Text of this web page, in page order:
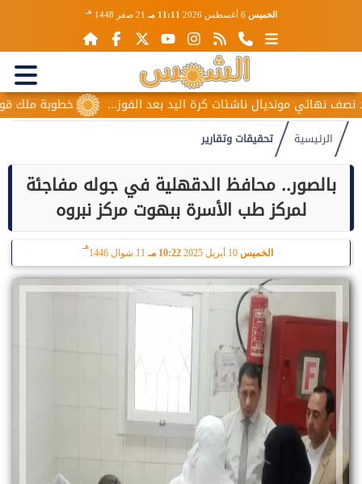
الخميس 6 أغسطس 2026 11:11 مـ 21 صفر 1448 هـ
خطوبة ملك قورة مونديال ناشئات كرة اليد بعد الفوز...
الرئيسية تحقيقات وتقارير
بالصور.. محافظ الدقهلية في جوله مفاجئة
لمركز طب الأسرة ببهوت مركز نبروه
الخميس 10:22 مـ 11 شوال 1446
هـ